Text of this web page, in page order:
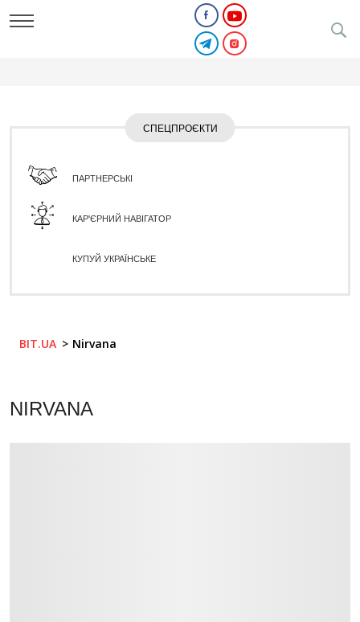
СПЕЦПРОЄКТИ
ПАРТНЕРСЬКІ
КАР'ЄРНИЙ НАВІГАТОР
КУПУЙ УКРАЇНСЬКЕ
BIT.UA Nirvana
NIRVANA